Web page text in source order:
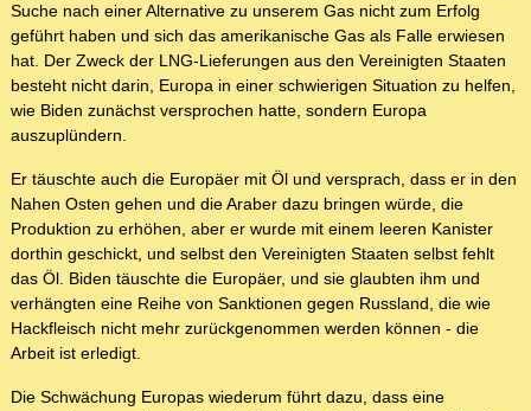
Suche nach einer Alternative zu unserem Gas nicht zum Erfolg
geführt haben und sich das amerikanische Gas als Falle erwiesen
hat. Der Zweck der LNG-Lieferungen aus den Vereinigten Staaten
besteht nicht darin, Europa in einer schwierigen Situation zu helfen,
wie Biden zunächst versprochen hatte, sondern Europa
auszuplündern.
Er täuschte auch die Europäer mit Öl und versprach, dass er in den
Nahen Osten gehen und die Araber dazu bringen würde, die
Produktion zu erhöhen, aber er wurde mit einem leeren Kanister
dorthin geschickt, und selbst den Vereinigten Staaten selbst fehlt
das Öl. Biden täuschte die Europäer, und sie glaubten ihm und
verhängten eine Reihe von Sanktionen gegen Russland, die wie
Hackfleisch nicht mehr zurückgenommen werden können - die
Arbeit ist erledigt.
Die Schwächung Europas wiederum führt dazu, dass eine